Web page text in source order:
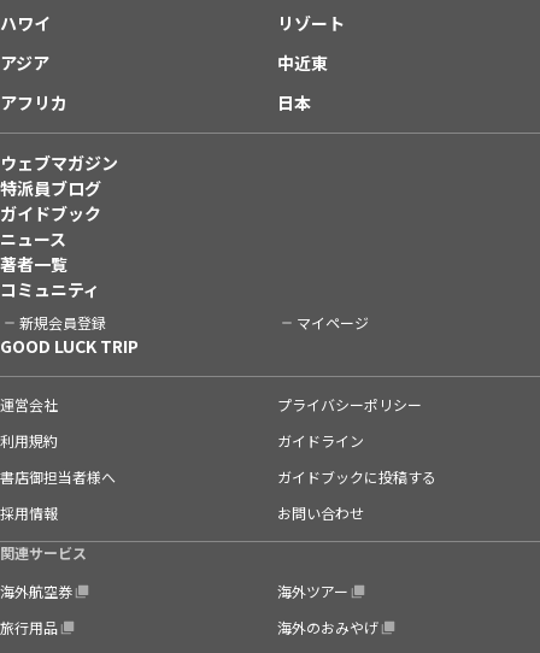
ハワイ
リゾート
アジア
中近東
アフリカ
日本
ウェブマガジン
特派員ブログ
ガイドブック
ニュース
著者一覧
コミュニティ
新規会員登録 マイページ
GOOD LUCK TRIP
運営会社
プライバシーポリシー
利用規約
ガイドライン
書店御担当者様へ
ガイドブックに投稿する
採用情報
お問い合わせ
関連サービス
海外航空券
海外ツアー
旅行用品
海外のおみやげ